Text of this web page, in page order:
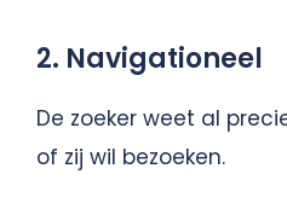
2. Navigationeel
De zoeker weet al
of zij wil bezoeken.